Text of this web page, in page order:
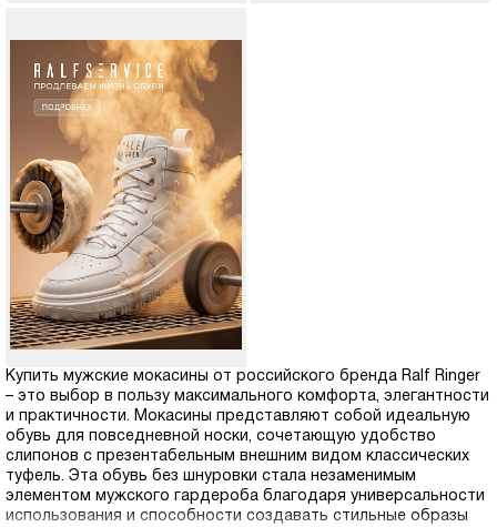
Купить мужские мокасины от российского бренда Ralf Ringer
– это выбор в пользу максимального комфорта, элегантности
и практичности. Мокасины представляют собой идеальную
обувь для повседневной носки, сочетающую удобство
слипонов с презентабельным внешним видом классических
туфель. Эта обувь без шнуровки стала незаменимым
элементом мужского гардероба благодаря универсальности
использования и способности создавать стильные образы